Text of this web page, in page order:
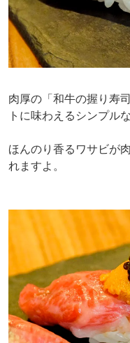
肉厚の「和牛の握り寿
トに味わえるシンプル
ほんのり香るワサビが
れますよ。